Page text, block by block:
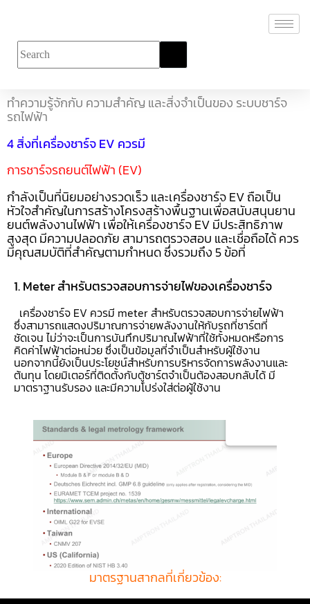
ทำความรู้จักกับ ความสำคัญ และสิ่งจำเป็นของ ระบบชาร์จ
รถไฟฟ้า
4 สิ่งที่เครื่องชาร์จ EV ควรมี
การชาร์จรถยนต์ไฟฟ้า (EV)
กำลังเป็นที่นิยมอย่างรวดเร็ว และเครื่องชาร์จ EV ถือเป็น
หัวใจสำคัญในการสร้างโครงสร้างพื้นฐานเพื่อสนับสนุนยาน
ยนต์พลังงานไฟฟ้า เพื่อให้เครื่องชาร์จ EV มีประสิทธิภาพ
สูงสุด มีความปลอดภัย สามารถตรวจสอบ และเชื่อถือได้ ควร
มีคุณสมบัติที่สำคัญตามกำหนด ซึ่งรวมถึง 5 ข้อที่
1. Meter สำหรับตรวจสอบการจ่ายไฟของเครื่องชาร์จ
เครื่องชาร์จ EV ควรมี meter สำหรับตรวจสอบการจ่ายไฟฟ้า
ซึ่งสามารถแสดงปริมาณการจ่ายพลังงานให้กับรถที่ชาร์ตที่
ชัดเจน ไม่ว่าจะเป็นการบันทึกปริมาณไฟฟ้าที่ใช้ทั้งหมดหรือการ
คิดค่าไฟฟ้าต่อหน่วย ซึ่งเป็นข้อมูลที่จำเป็นสำหรับผู้ใช้งาน
นอกจากนี้ยังเป็นประโยชน์สำหรับการบริหารจัดการพลังงานและ
ต้นทุน โดยมิเตอร์ที่ติดตั้งกับตู้ชาร์ตจำเป็นต้องสอบกลับได้ มี
มาตราฐานรับรอง และมีความโปร่งใส่ต่อผู้ใช้งาน
มาตรฐานสากลที่เกี่ยวข้อง: